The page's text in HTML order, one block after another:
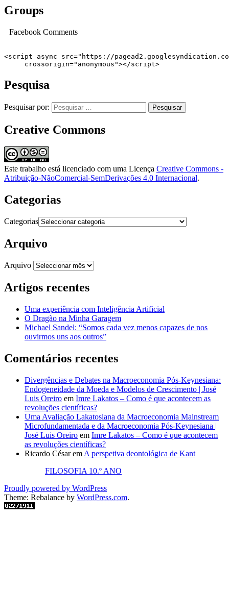
Groups
Facebook Comments
<script async src="https://
     crossorigin="anonymous"></script>
Pesquisa
Pesquisar por:
Creative Commons
Este trabalho está licenciado com uma Licença Creative Commons -
Atribuição-NãoComercial-SemDerivações 4.0 Internacional.
Categorias
Categorias
Arquivo
Arquivo
Artigos recentes
Uma experiência com Inteligência Artificial
O Dragão na Minha Garagem
Michael Sandel: “Somos cada vez menos capazes de nos
ouvirmos uns aos outros”
Comentários recentes
Divergências e Debates na Macroeconomia Pós-Keynesiana:
Endogeneidade da Moeda e Modelos de Crescimento | José
Luis Oreiro em Imre Lakatos – Como é que acontecem as
revoluções científicas?
Uma Avaliação Lakatosiana da Macroeconomia Mainstream
Microfundamentada e da Macroeconomia Pós-Keynesiana |
José Luis Oreiro em Imre Lakatos – Como é que acontecem
as revoluções científicas?
Ricardo Césarem A perspetiva deontológica de Kant
FILOSOFIA 10.º ANO
Proudly powered by WordPress
Theme: Rebalance by WordPress.com.